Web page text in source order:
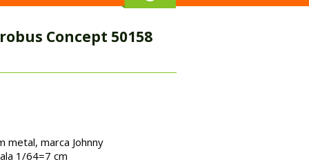
Concept 50158
metal, marca Johnny
1/64=7 cm